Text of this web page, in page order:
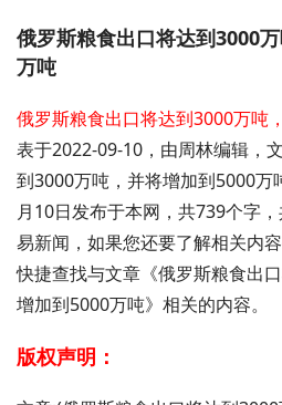
俄罗斯粮食出口将达到3000
万吨
俄罗斯粮食出口将达到3000万吨
表于2022-09-10，由周林编辑，
到3000万吨，并将增加到5000
月10日发布于本网，共739个字
易新闻，如果您还要了解相关内
快捷查找与文章《俄罗斯粮食出
增加到5000万吨》相关的内容。
版权声明：